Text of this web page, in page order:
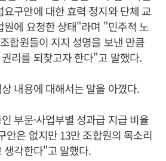
구안에 대한 효력 정지와 단체 교
원에 요청한 상태"라며 "민주적 노
합원들이 지지 성명을 보낸 만큼
리를 되찾고자 한다"고 말했다.
내용에 대해서는 말을 아꼈다.
부문·사업부별 성과급 지급 비율
안은 없지만 13만 조합원의 목소리
생각한다"고 말했다.